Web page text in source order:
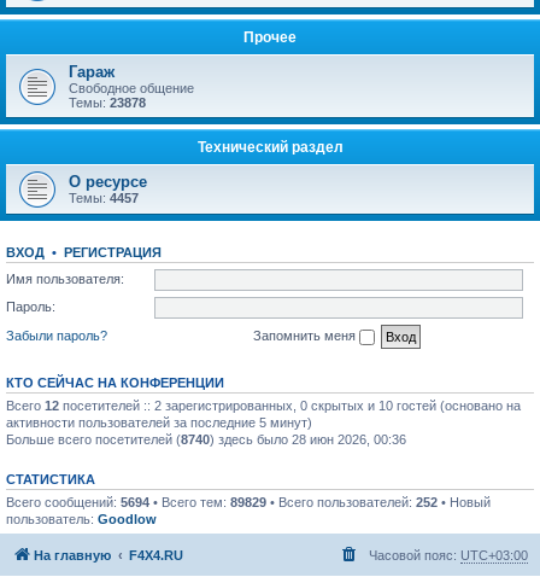
Прочее
Гараж
Свободное общение
Темы: 23878
Технический раздел
О ресурсе
Темы: 4457
ВХОД • РЕГИСТРАЦИЯ
Имя пользователя:
Пароль:
Забыли пароль?
Запомнить меня
КТО СЕЙЧАС НА КОНФЕРЕНЦИИ
Всего 12 посетителей :: 2 зарегистрированных, 0 скрытых и 10 гостей (основано на
активности пользователей за последние 5 минут)
Больше всего посетителей (8740) здесь было 28 июн 2026, 00:36
СТАТИСТИКА
Всего сообщений: 5694 • Всего тем: 89829 • Всего пользователей: 252 • Новый
пользователь: Goodlow
На главную F4X4.RU Часовой пояс: UTC+03:00